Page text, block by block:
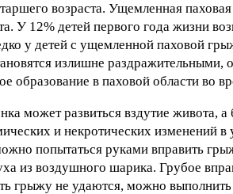
возраста. Ущемленная
У 12% детей первого года жизни
у детей с ущемленной паховой
излишне
образование в паховой области во
может развиться вздутие живота,
и некротических изменений
попытаться руками вправить
из воздушного шарика. Грубое
грыжу не удаются, можно